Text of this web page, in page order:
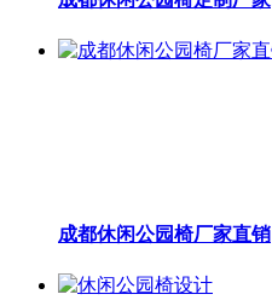
成都休闲公园椅厂家直销